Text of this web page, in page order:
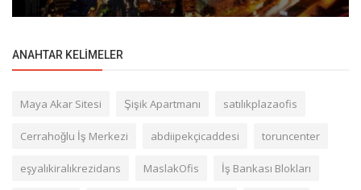
ANAHTAR KELIMELER
Maya Akar Sitesi Şişik Apartmanı satılıkplazaofis
Cerrahoğlu İş Merkezi abdiipekçicaddesi toruncenter
eşyalıkiralıkrezidans MaslakOfis İş Bankası Blokları